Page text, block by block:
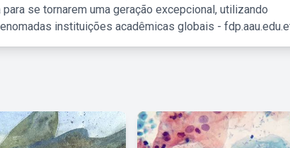
se tornarem uma geração excepcional, utilizando
instituições acadêmicas globais -